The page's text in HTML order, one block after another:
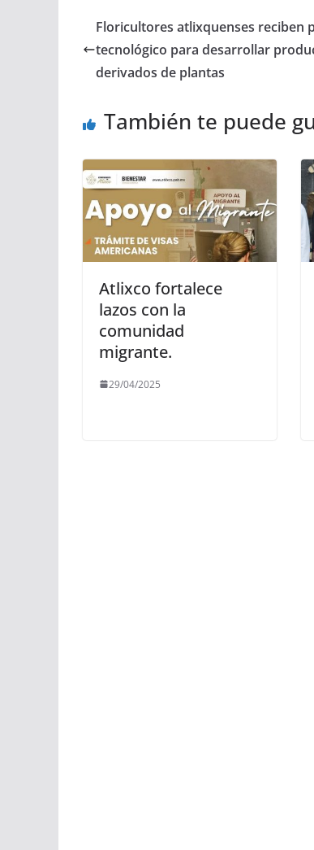
Floricultores atlixquenses reciben
tecnológico para desarrollar
derivados de plantas
También te puede
Atlixco fortalece
lazos con la
comunidad
migrante.
29/04/2025